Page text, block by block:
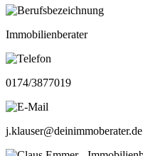
Immobilienberater
0174/3877019
j.klauser@deinimmoberater.de